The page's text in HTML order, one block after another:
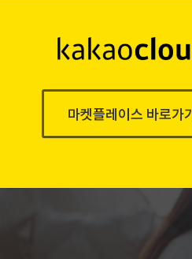
마켓플레이스 바로가기